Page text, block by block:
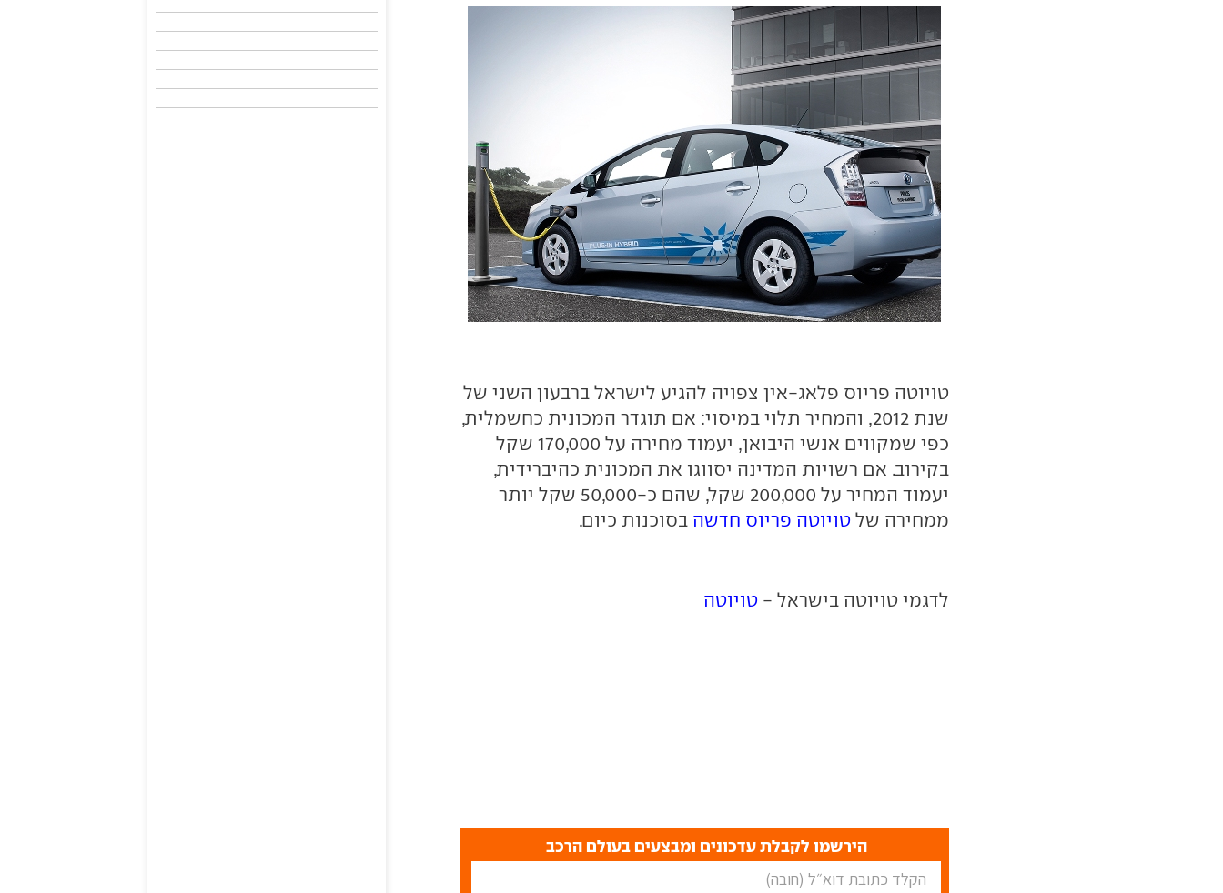
טויוטה פריוס פלאג-אין צפויה להגיע לישראל ברבעון השני של
שנת 2012, והמחיר תלוי במיסוי: אם תוגדר המכונית כחשמלית,
כפי שמקווים אנשי היבואן, יעמוד מחירה על 170,000 שקל
בקירוב. אם רשויות המדינה יסווגו את המכונית כהיברידית,
יעמוד המחיר על 200,000 שקל, שהם כ-50,000 שקל יותר
ממחירה של טויוטה פריוס חדשה בסוכנות כיום.
לדגמי טויוטה בישראל - טויוטה
הירשמו לקבלת עדכונים ומבצעים בעולם הרכב